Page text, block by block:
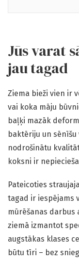
Jūs varat
jau tagad
Ziema bieži vien ir
vai koka māju
baļķi mazāk
baktēriju un sēnīšu
nodrošinātu
koksni ir
Pateicoties
tagad ir iespējams
mūrēšanas darbus
ziemā izmantot
augstākas klases
būtu tīri – bez